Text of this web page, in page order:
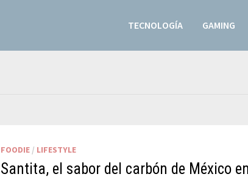
TECNOLOGÍA GAMING
FOODIE / LIFESTYLE
Santita, el sabor del carbón de México